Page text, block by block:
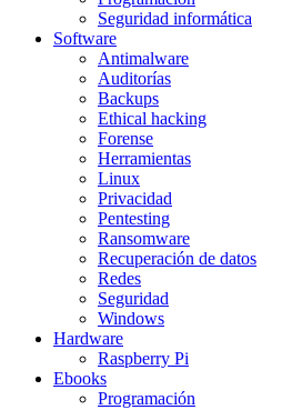
Seguridad informática
Software
Antimalware
Auditorías
Backups
Ethical hacking
Forense
Herramientas
Linux
Privacidad
Pentesting
Ransomware
Recuperación de datos
Redes
Seguridad
Windows
Hardware
Raspberry Pi
Ebooks
Programación